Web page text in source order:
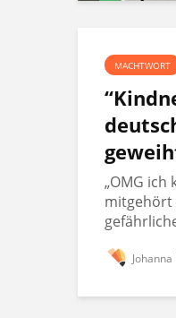
MACHTWORT
„OMG ich
mitgehört
Johanna